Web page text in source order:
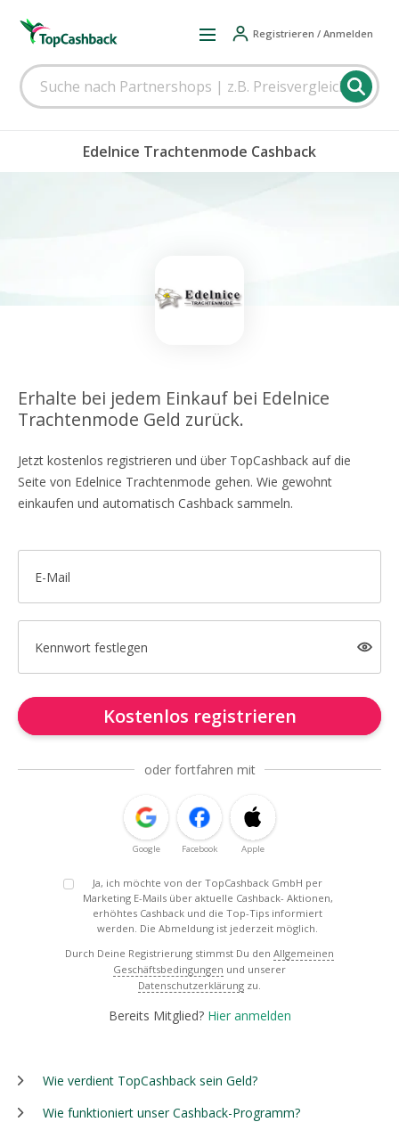
Registrieren / Anmelden
Edelnice Trachtenmode Cashback
Erhalte bei jedem Einkauf bei Edelnice
Trachtenmode Geld zurück.
Jetzt kostenlos registrieren und über TopCashback auf die
Seite von Edelnice Trachtenmode gehen. Wie gewohnt
einkaufen und automatisch Cashback sammeln.
E-Mail
Kennwort festlegen
Kostenlos registrieren
oder fortfahren mit
Google Facebook Apple
Ja, ich möchte von der TopCashback GmbH per
Marketing E-Mails über aktuelle Cashback- Aktionen,
erhöhtes Cashback und die Top-Tips informiert
werden. Die Abmeldung ist jederzeit möglich.
Durch Deine Registrierung stimmst Du den Allgemeinen
Geschäftsbedingungen und unserer
Datenschutzerklärung zu.
Bereits Mitglied? Hier anmelden
Wie verdient TopCashback sein Geld?
Wie funktioniert unser Cashback-Programm?